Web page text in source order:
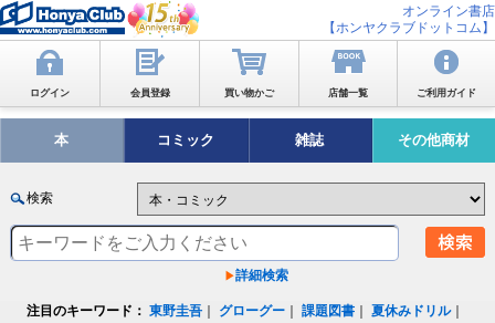
オンライン書店
【ホンヤクラブドットコム】
ログイン 会員登録 買い物かご 店舗一覧 ご利用ガイド
本 コミック 雑誌 その他商材
検索
詳細検索
注目のキーワード： 東野圭吾 グローグー ｜課題図書 ｜夏休みドリル｜